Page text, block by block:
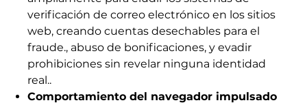
verificación de correo electrónico en los sitios
web, creando cuentas desechables para el
fraude., abuso de bonificaciones, y evadir
prohibiciones sin revelar ninguna identidad
real..
Comportamiento del navegador impulsado